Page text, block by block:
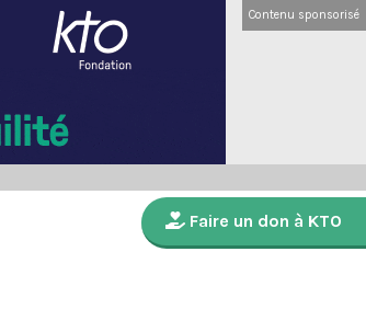
Contenu sponsorisé
Faire un don à KTO